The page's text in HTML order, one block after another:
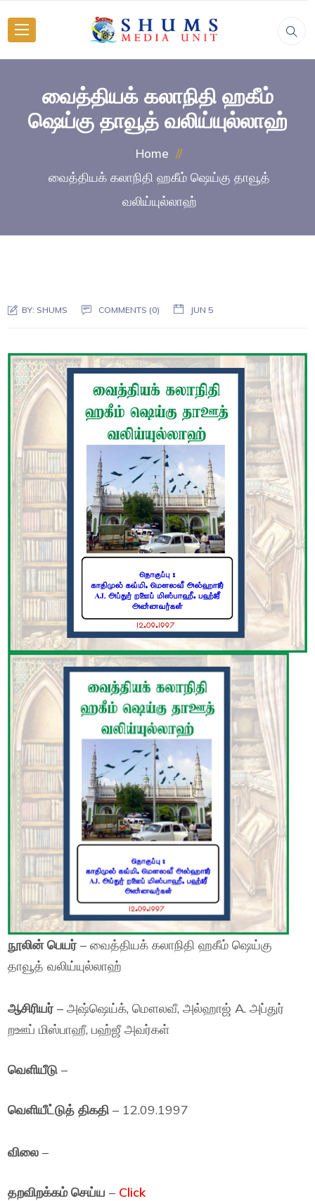
வைத்தியக் கலாநிதி ஹகீம்
ஷெய்கு தாவூத் வலிய்யுல்லாஹ்
Home
வைத்தியக் கலாநிதி ஹகீம் ஷெய்கு தாவூத்
வலிய்யுல்லாஹ்
BY: SHUMS COMMENTS (0) JUN 5
நூலின் பெயர்– வைத்தியக் கலாநிதி ஹகீம் ஷெய்கு
தாவூத் வலிய்யுல்லாஹ்
ஆசிரியர்– அஷ்ஷெய்க், மௌலவீ, அல்ஹாஜ் A. அப்துர்
றஊப் மிஸ்பாஹீ, பஹ்ஜீ அவர்கள்
வெளியீடு –
வெளியீட்டுத் திகதி – 12.09.1997
விலை –
தறவிறக்கம் செய்ய – Click